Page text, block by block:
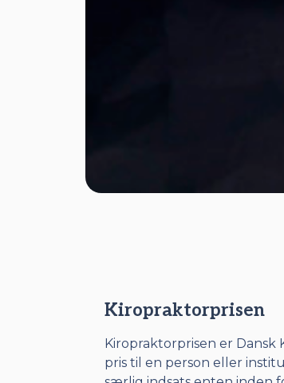
Kiropraktorprisen
Kiropraktorprisen er
pris til en person eller